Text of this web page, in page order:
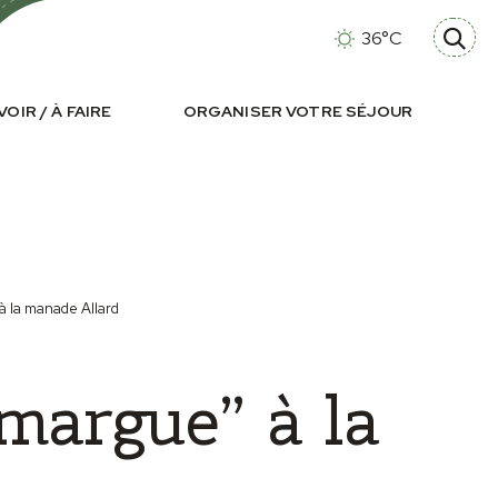
36°C
/ À FAIRE ORGANISER VOTRE SÉJOUR
la manade Allard
à la